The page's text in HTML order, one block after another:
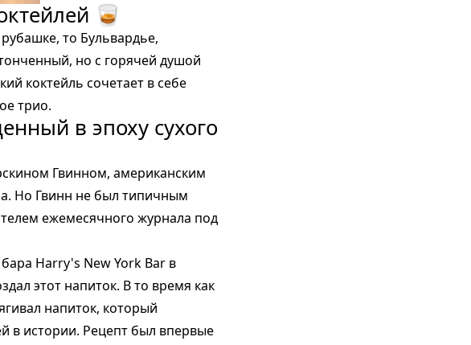
🥃
то Бульвардье,
но с горячей душой
коктейль сочетает в себе
трио.
в эпоху сухого
Гвинном, американским
Но Гвинн не был типичным
ежемесячного журнала под
Harry's New York Bar в
этот напиток. В то время как
напиток, который
в истории. Рецепт был впервые